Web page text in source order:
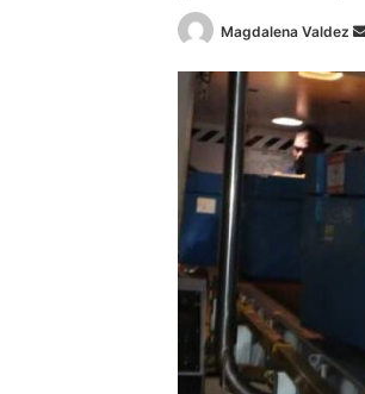
Magdalena Valdez